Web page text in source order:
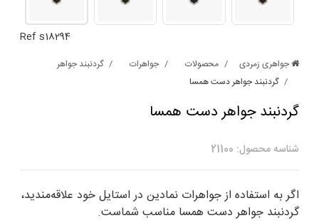
Ref s18294
جواهری زمردی محصولات جواهرات
گردنبند جواهر
گردنبند جواهر دست همسا
گردنبند جواهر دست همسا
شناسه محصول: 21100
اگر به استفاده از جواهرات نمادین در استایل خود علاقه‌مندید،
گردنبند جواهر دست همسا مناسب شماست.